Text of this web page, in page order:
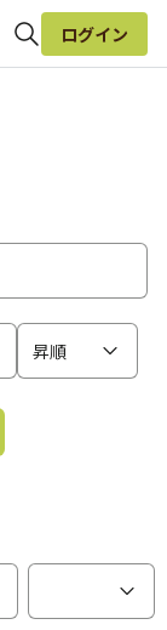
ログイン
昇順